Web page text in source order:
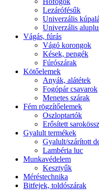
Lezárófésűk
Univerzális
Univerzális
Vágás, fúrás
Vágó korongok
Kések, pengék
Fúrószárak
Kötőelemek
Anyák, alátétek
Fogópár csavarok
Menetes szárak
Fém rögzítőelemek
Oszloptartók
Erősített
Gyalult termékek
Gyalult/szárított
Lambéria luc
Munkavédelem
Kesztyűk
Méréstechnika
Bitfejek, toldószárak